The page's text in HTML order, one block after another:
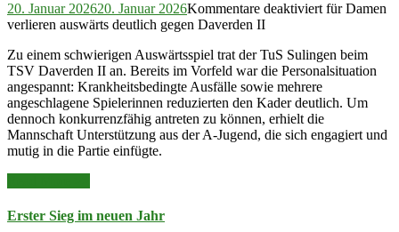
20. Januar 202620. Januar 2026Kommentare deaktiviert für Damen
verlieren auswärts deutlich gegen Daverden II
Zu einem schwierigen Auswärtsspiel trat der TuS Sulingen beim
TSV Daverden II an. Bereits im Vorfeld war die Personalsituation
angespannt: Krankheitsbedingte Ausfälle sowie mehrere
angeschlagene Spielerinnen reduzierten den Kader deutlich. Um
dennoch konkurrenzfähig antreten zu können, erhielt die
Mannschaft Unterstützung aus der A-Jugend, die sich engagiert und
mutig in die Partie einfügte.
Erster Sieg im neuen Jahr